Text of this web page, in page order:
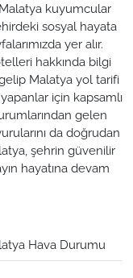
kuyumcular
sosyal hayata
yer alır.
hakkında bilgi
Malatya yol tarifi
için kapsamlı
gelen
da doğrudan
şehrin güvenilir
hayatına devam
Hava Durumu